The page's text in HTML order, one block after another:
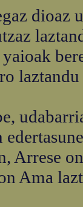
dioaz
Arrese
Ama